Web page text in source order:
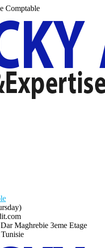
Comptable
Maghrebie 3eme Etage